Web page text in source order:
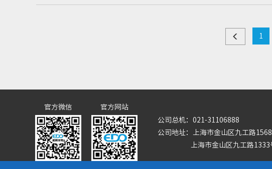
1
官方微信
官方网站
公司总机：021-31106888
公司地址：上海市金山区九工路1568
上海市金山区九工路1333号